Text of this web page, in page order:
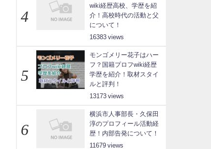
wiki経歴高校、学歴を紹
介！高校時代の活動と父
について！
16383
モンゴメリー花子はハー
フ？国籍プロフwiki経歴
学歴を紹介！取材スタイ
ルと評判！
13173
横浜市人事部長・久保田
淳のプロフィール活動経
歴！内部告発について！
11679